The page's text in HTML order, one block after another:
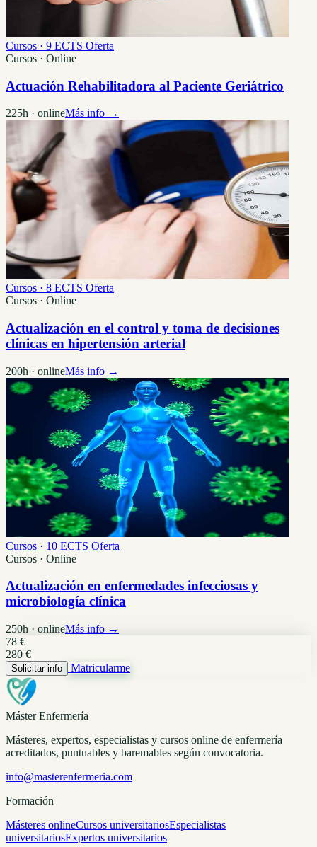
Cursos · 9 ECTS Oferta
Cursos · Online
Actuación Rehabilitadora al Paciente Geriátrico
225h · onlineMás info →
Cursos · 8 ECTS Oferta
Cursos · Online
Actualización en el control y toma de decisiones
clínicas en hipertensión arterial
200h · onlineMás info →
Cursos · 10 ECTS Oferta
Cursos · Online
Actualización en enfermedades infecciosas y
microbiología clínica
250h · onlineMás info →
78 €
280 €
Solicitar info Matricularme
Máster Enfermería
Másteres, expertos, especialistas y cursos online de enfermería
acreditados, puntuables y baremables según convocatoria.
info@masterenfermeria.com
Formación
Másteres onlineCursos universitariosEspecialistas
universitariosExpertos universitarios